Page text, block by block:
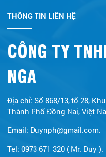
THÔNG TIN LIÊN HỆ
CÔNG TY
NGA
Địa chỉ: Số 868/13, tổ 28,
Thành Phố Đồng Nai, Việt
Email: Duynph@gmail.com.
Tel: 0973 671 320 ( Mr. Duy ).